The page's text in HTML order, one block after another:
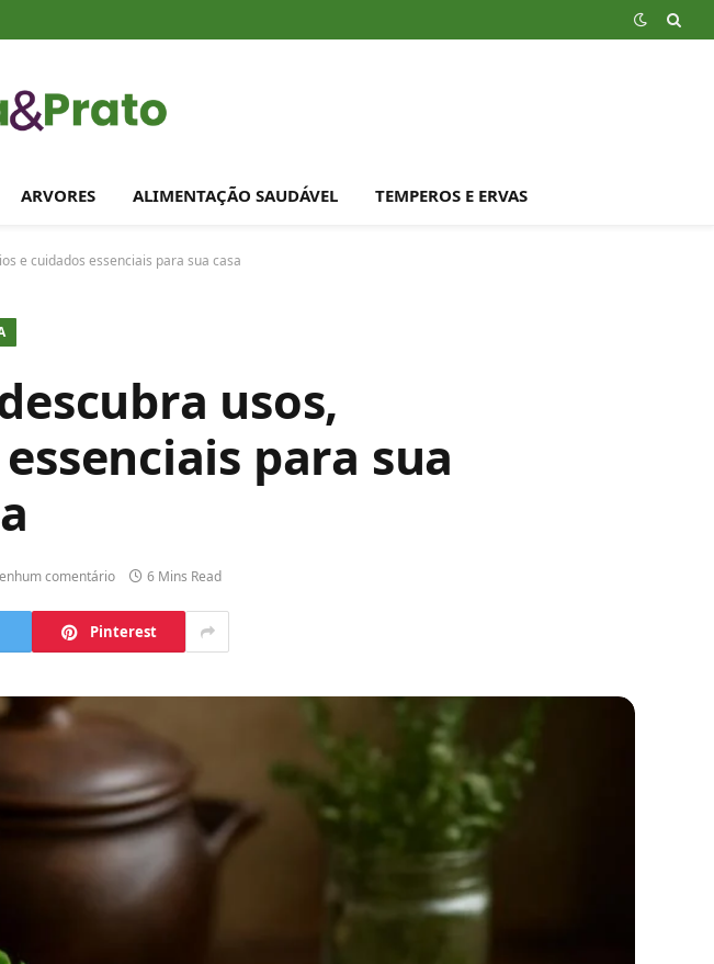
ARVORES ALIMENTAÇÃO SAUDÁVEL TEMPEROS E ERVAS
e cuidados essenciais para sua casa
usos,
para sua
comentário 6 Mins Read
Pinterest